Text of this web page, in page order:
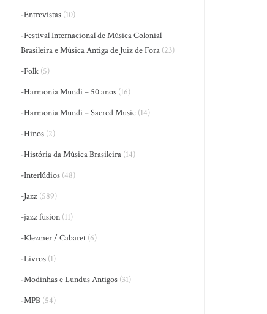
-Entrevistas (10)
-Festival Internacional de Música Colonial
Brasileira e Música Antiga de Juiz de Fora (23)
-Folk (5)
-Harmonia Mundi – 50 anos (16)
-Harmonia Mundi – Sacred Music (14)
-Hinos (2)
-História da Música Brasileira (14)
-Interlúdios (48)
-Jazz (589)
-jazz fusion (11)
-Klezmer / Cabaret (6)
-Livros (1)
-Modinhas e Lundus Antigos (31)
-MPB (54)